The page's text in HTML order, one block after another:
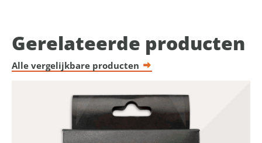
Gerelateerde producten
Alle vergelijkbare producten